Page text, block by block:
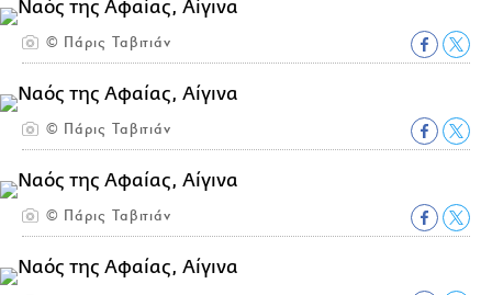
© Πάρις Ταβιτιάν
© Πάρις Ταβιτιάν
© Πάρις Ταβιτιάν